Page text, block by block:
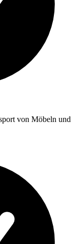
von Möbeln und